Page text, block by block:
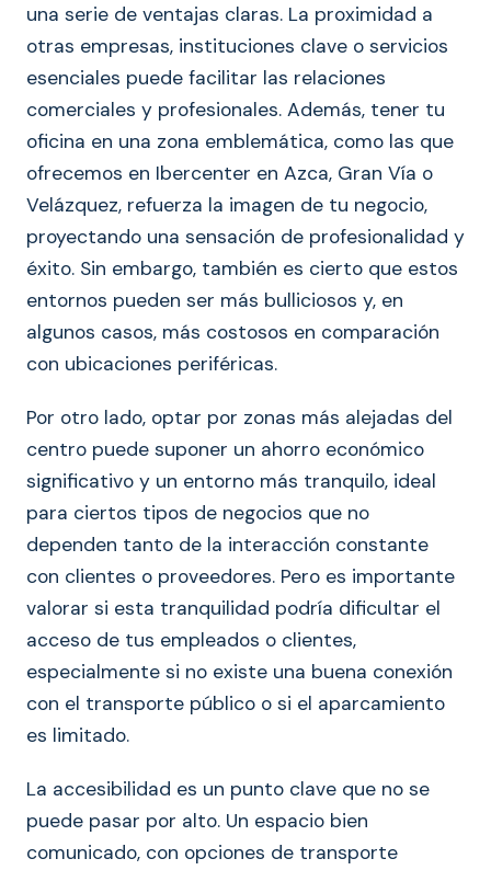
una serie de ventajas claras. La proximidad a
otras empresas, instituciones clave o servicios
esenciales puede facilitar las relaciones
comerciales y profesionales. Además, tener tu
oficina en una zona emblemática, como las que
ofrecemos en Ibercenter en Azca, Gran Vía o
Velázquez, refuerza la imagen de tu negocio,
proyectando una sensación de profesionalidad y
éxito. Sin embargo, también es cierto que estos
entornos pueden ser más bulliciosos y, en
algunos casos, más costosos en comparación
con ubicaciones periféricas.
Por otro lado, optar por zonas más alejadas del
centro puede suponer un ahorro económico
significativo y un entorno más tranquilo, ideal
para ciertos tipos de negocios que no
dependen tanto de la interacción constante
con clientes o proveedores. Pero es importante
valorar si esta tranquilidad podría dificultar el
acceso de tus empleados o clientes,
especialmente si no existe una buena conexión
con el transporte público o si el aparcamiento
es limitado.
La accesibilidad es un punto clave que no se
puede pasar por alto. Un espacio bien
comunicado, con opciones de transporte